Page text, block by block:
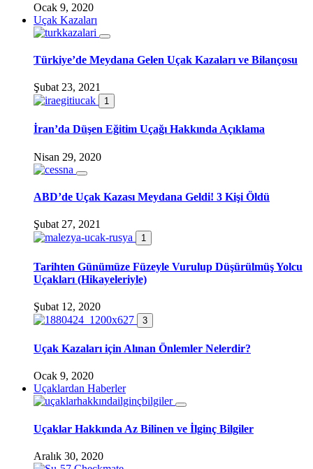
Ocak 9, 2020
Uçak Kazaları
Türkiye’de Meydana Gelen Uçak Kazaları ve Bilançosu
Şubat 23, 2021
1
İran’da Düşen Eğitim Uçağı Hakkında Açıklama
Nisan 29, 2020
ABD’de Uçak Kazası Meydana Geldi! 3 Kişi Öldü
Şubat 27, 2021
1
Tarihten Günümüze Füzeyle Vurulup Düşürülmüş Yolcu
Uçakları (Hikayeleriyle)
Şubat 12, 2020
3
Uçak Kazaları için Alınan Önlemler Nelerdir?
Ocak 9, 2020
Uçaklardan Haberler
Uçaklar Hakkında Az Bilinen ve İlginç Bilgiler
Aralık 30, 2020